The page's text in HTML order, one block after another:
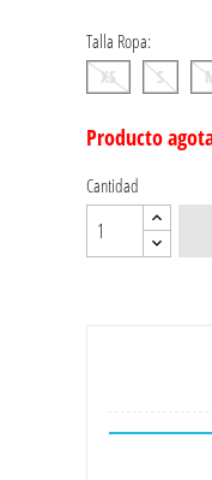
Talla Ropa:
XS S
Producto
Cantidad